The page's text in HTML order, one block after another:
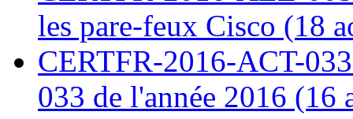
les pare-feux Cisco (18
CERTFR-2016-ACT-
033 de l'année 2016 (16